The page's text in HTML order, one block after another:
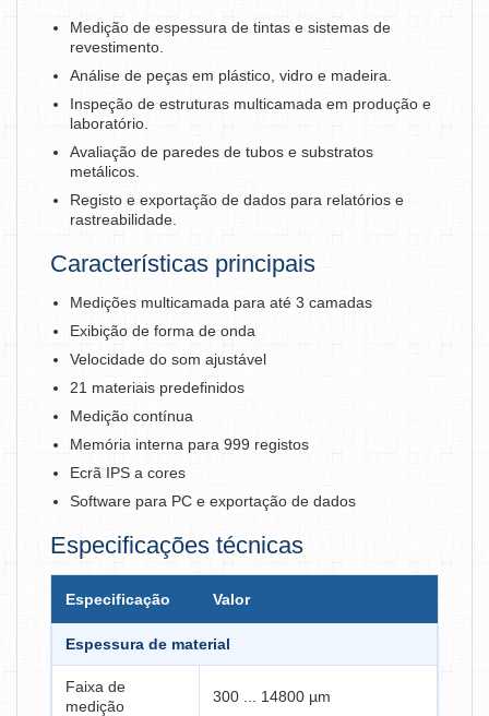
Medição de espessura de tintas e sistemas de
revestimento.
Análise de peças em plástico, vidro e madeira.
Inspeção de estruturas multicamada em produção e
laboratório.
Avaliação de paredes de tubos e substratos
metálicos.
Registo e exportação de dados para relatórios e
rastreabilidade.
Características principais
Medições multicamada para até 3 camadas
Exibição de forma de onda
Velocidade do som ajustável
21 materiais predefinidos
Medição contínua
Memória interna para 999 registos
Ecrã IPS a cores
Software para PC e exportação de dados
Especificações técnicas
Especificação Valor
Espessura de material
Faixa de
medição
300 ... 14800 µm